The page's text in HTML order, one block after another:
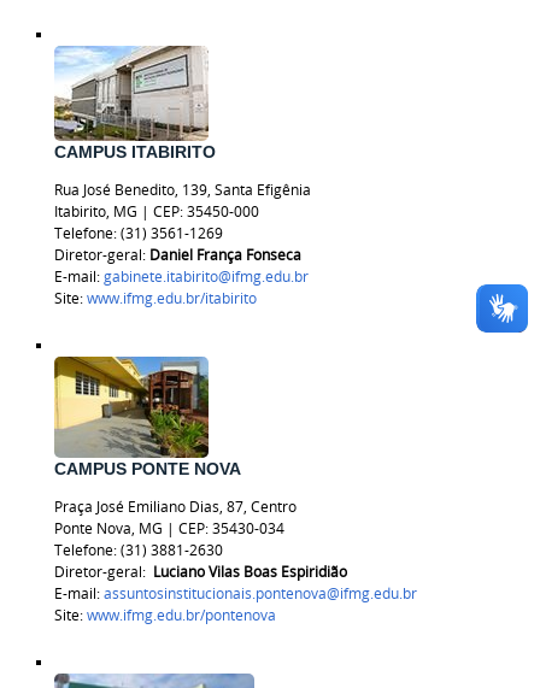
CAMPUS ITABIRITO
Rua José Benedito, 139, Santa Efigênia
Itabirito, MG | CEP: 35450-000
Telefone: (31) 3561-1269
Diretor-geral: Daniel França Fonseca
E-mail:gabinete.itabirito@ifmg.edu.br
Site:www.ifmg.edu.br/itabirito
CAMPUS PONTE NOVA
Praça José Emiliano Dias, 87, Centro
Ponte Nova, MG | CEP: 35430-034
Telefone: (31) 3881-2630
Diretor-geral: Luciano Vilas Boas Espiridião
E-mail:assuntosinstitucionais.pontenova@ifmg.edu.br
Site:www.ifmg.edu.br/pontenova